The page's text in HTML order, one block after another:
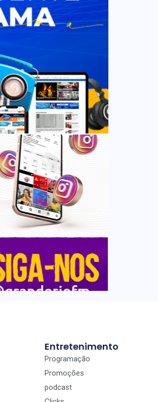
Entretenimento
Programação
Promoções
podcast